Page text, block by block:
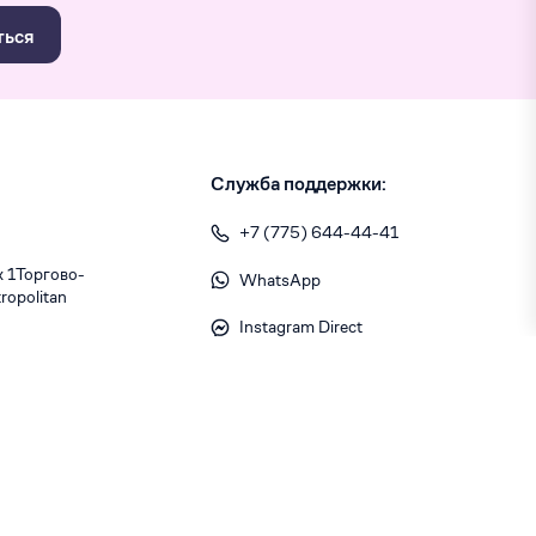
​Торгово-
Служба поддержки:
+7 (775) 644-44-41
WhatsApp
Instagram Direct